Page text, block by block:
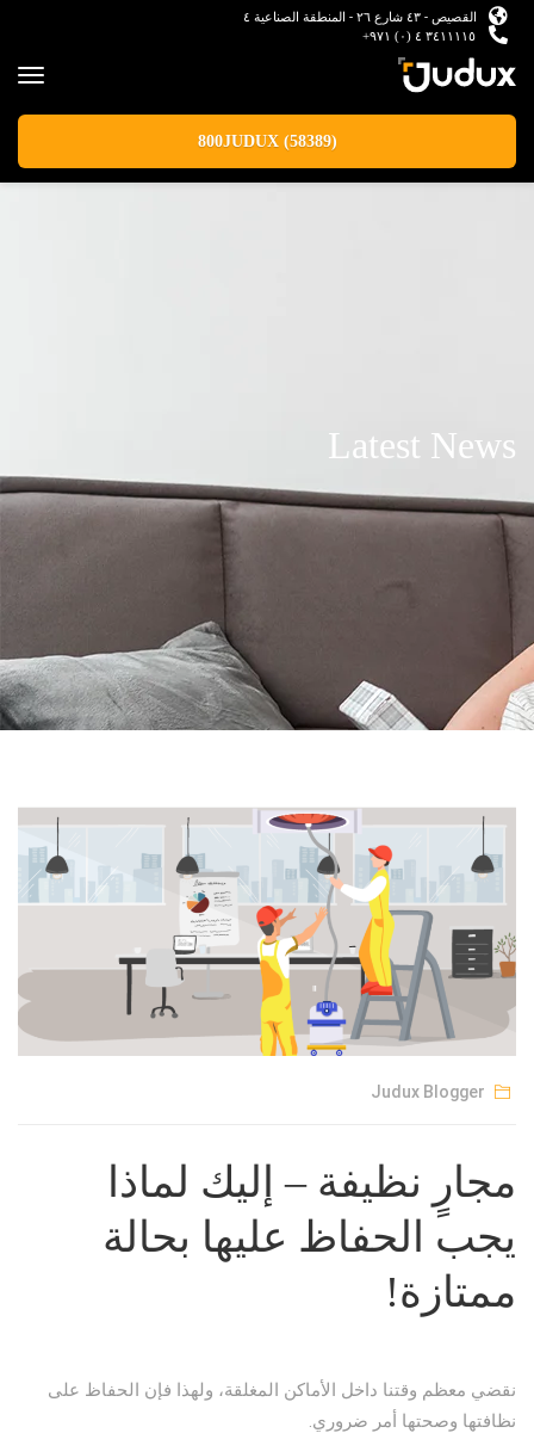
القصيص - ٤٣ شارع ٢٦ - المنطقة الصناعية ٤
٣٤١١١١٥ ٤ (٠) ٩٧١+
800JUDUX (58389)
Latest News
Judux Blogger
مجارٍ نظيفة – إليك لماذا
يجب الحفاظ عليها بحالة
ممتازة!
نقضي معظم وقتنا داخل الأماكن المغلقة، ولهذا فإن الحفاظ على
نظافتها وصحتها أمر ضروري.